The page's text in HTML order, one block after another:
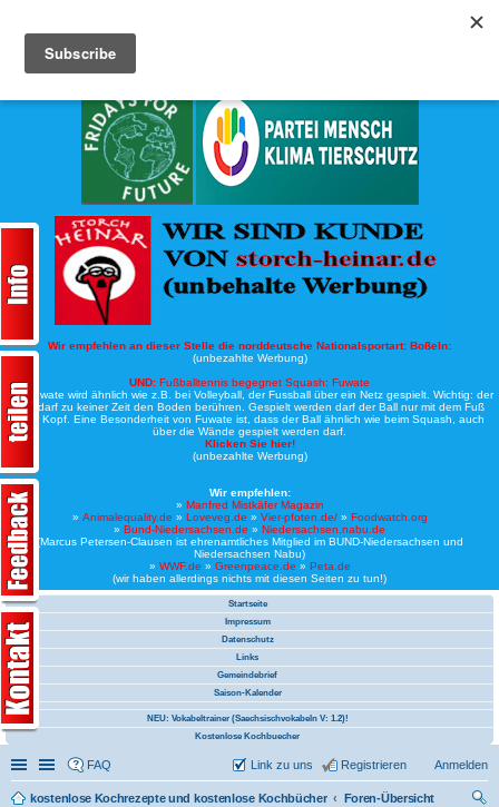
Wir empfehlen an dieser Stelle die norddeutsche Nationalsportart: Boßeln:
(unbezahlte Werbung)
UND: Fußballtennis begegnet Squash: Fuwate
Bei Fuwate wird ähnlich wie z.B. bei Volleyball, der Fussball über ein Netz gespielt. Wichtig: der
Ball darf zu keiner Zeit den Boden berühren. Gespielt werden darf der Ball nur mit dem Fuß
oder Kopf. Eine Besonderheit von Fuwate ist, dass der Ball ähnlich wie beim Squash, auch
über die Wände gespielt werden darf.
Klicken Sie hier!
(unbezahlte Werbung)
Wir empfehlen:
» Manfred Mistkäfer Magazin
» Animalequality.de » Loveveg.de » Vier-pfoten.de/» Foodwatch.org
» Bund-Niedersachsen.de » Niedersachsen.nabu.de
(Marcus Petersen-Clausen ist ehrenamtliches Mitglied im BUND-Niedersachsen und
Niedersachsen Nabu)
» WWF.de » Greenpeace.de » Peta.de
(wir haben allerdings nichts mit diesen Seiten zu tun!)
Startseite
Impressum
Datenschutz
Links
Gemeindebrief
Saison-Kalender
NEU: Vokabeltrainer (Saechsischvokabeln V: 1.2)!
Kostenlose Kochbuecher
Schnellzugriff
Linkliste
FAQ Anmelden
Registrieren
Link zu uns
kostenlose Kochrezepte und kostenlose Kochbücher
Foren-Übersicht